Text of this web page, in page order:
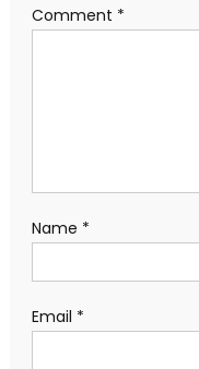
Comment *
Name *
Email *